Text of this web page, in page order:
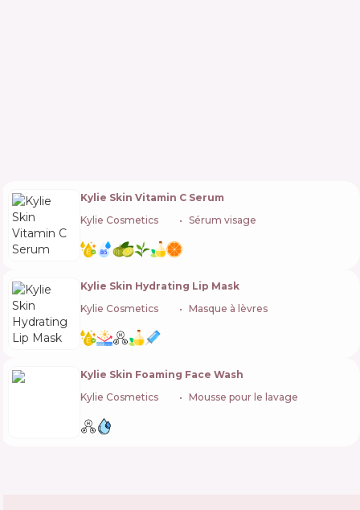
Kylie Skin Vitamin C Serum
Kylie Cosmetics
Sérum visage
Kylie Skin Hydrating Lip Mask
Kylie Cosmetics
Masque à lèvres
Kylie Skin Foaming Face Wash
Kylie Cosmetics
Mousse pour le lavage